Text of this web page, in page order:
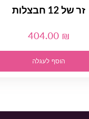
זר של 12 חבצלות
404.00 ₪
הוסף לעגלה